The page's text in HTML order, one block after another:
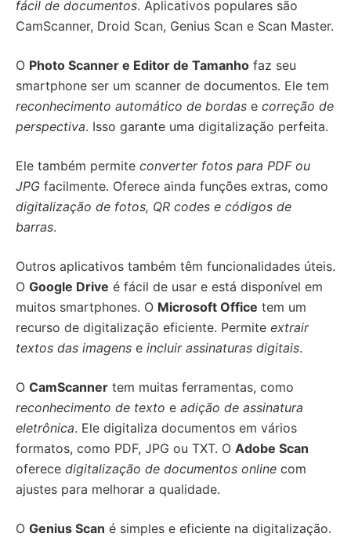
fácil de documentos. Aplicativos populares são
CamScanner, Droid Scan, Genius Scan e Scan Master.
O Photo Scanner e Editor de Tamanho faz seu
smartphone ser um scanner de documentos. Ele tem
reconhecimento automático de bordas e correção de
perspectiva. Isso garante uma digitalização perfeita.
Ele também permite converter fotos para PDF ou
JPG facilmente. Oferece ainda funções extras, como
digitalização de fotos, QR codes e códigos de
barras.
Outros aplicativos também têm funcionalidades úteis.
O Google Drive é fácil de usar e está disponível em
muitos smartphones. O Microsoft Office tem um
recurso de digitalização eficiente. Permite extrair
textos das imagens e incluir assinaturas digitais.
O CamScanner tem muitas ferramentas, como
reconhecimento de texto e adição de assinatura
eletrônica. Ele digitaliza documentos em vários
formatos, como PDF, JPG ou TXT. O Adobe Scan
oferece digitalização de documentos online com
ajustes para melhorar a qualidade.
O Genius Scan é simples e eficiente na digitalização.